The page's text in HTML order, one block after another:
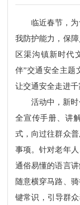
临近春节，
我防护能力，保
区渠沟镇新时代
伴”交通安全主题
让交通安全走进千
活动中，新
全宣传手册、讲
式，向过往群众
事项。针对老年
通俗易懂的语言
随意横穿马路、
键常识，引导群